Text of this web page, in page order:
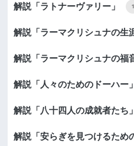
解説「ラトナーヴァリー」 1
解説「ラーマクリシュナの生
解説「ラーマクリシュナの福
解説「人々のためのドーハー」
解説「八十四人の成就者たち」
解説「安らぎを見つけるため